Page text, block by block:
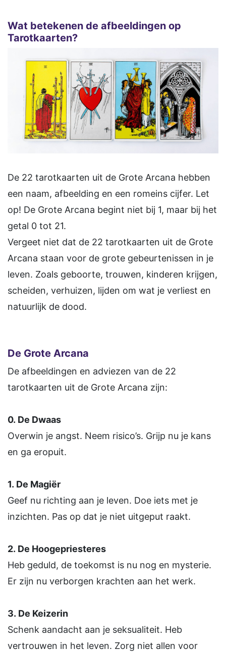
Wat betekenen de afbeeldingen op
Tarotkaarten?
De 22 tarotkaarten uit de Grote Arcana hebben
een naam, afbeelding en een romeins cijfer. Let
op! De Grote Arcana begint niet bij 1, maar bij het
getal 0 tot 21.
Vergeet niet dat de 22 tarotkaarten uit de Grote
Arcana staan voor de grote gebeurtenissen in je
leven. Zoals geboorte, trouwen, kinderen krijgen,
scheiden, verhuizen, lijden om wat je verliest en
natuurlijk de dood.
De Grote Arcana
De afbeeldingen en adviezen van de 22
tarotkaarten uit de Grote Arcana zijn:
0. De Dwaas
Overwin je angst. Neem risico’s. Grijp nu je kans
en ga eropuit.
1. De Magiër
Geef nu richting aan je leven. Doe iets met je
inzichten. Pas op dat je niet uitgeput raakt.
2. De Hoogepriesteres
Heb geduld, de toekomst is nu nog en mysterie.
Er zijn nu verborgen krachten aan het werk.
3. De Keizerin
Schenk aandacht aan je seksualiteit. Heb
vertrouwen in het leven. Zorg niet allen voor